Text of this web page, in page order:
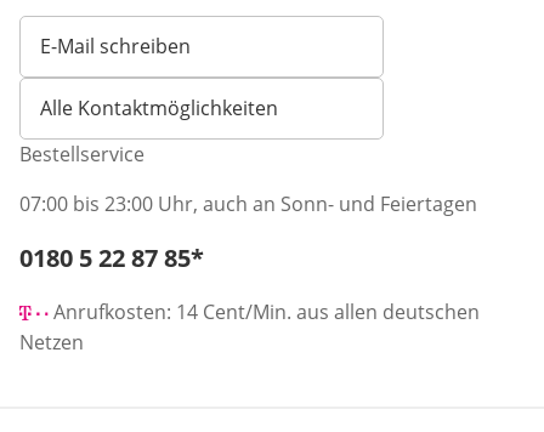
E-Mail schreiben
Öffnet E-Mail-Client
Alle Kontaktmöglichkeiten
Bestellservice
07:00 bis 23:00 Uhr, auch an Sonn- und Feiertagen
Telefonnummer:
0180 5 22 87 85*
Anrufkosten: 14 Cent/Min. aus allen deutschen
Netzen